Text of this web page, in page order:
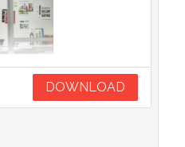
DOWNLOAD